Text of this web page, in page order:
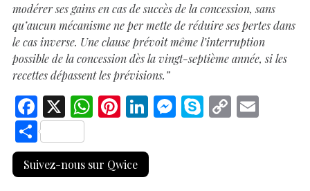
modérer ses gains en cas de succès de la concession, sans
qu’aucun mécanisme ne per mette de réduire ses pertes dans
le cas inverse. Une clause prévoit même l’interruption
possible de la concession dès la vingt-septième année, si les
recettes dépassent les prévisions.”
F
ac
e
b
X W
at
s
Pi
er
es
Li
k
e
M S C
S
h
ar
Suivez-nous sur Qwice